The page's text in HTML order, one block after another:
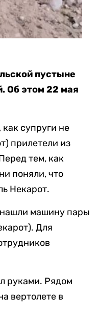
пустыне
Об этом 22 мая
супруги не
прилетели из
тем, как
поняли, что
Некарот.
нашли машину пары
Для
руками. Рядом
вертолете в